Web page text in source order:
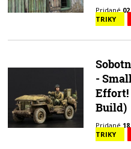
Pridané
TRIKY
-
Effort!
Build)
Pridané
TRIKY